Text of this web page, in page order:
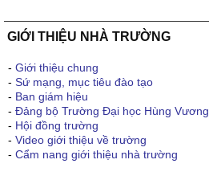
GIỚI THIỆU NHÀ TRƯỜNG
- Giới thiệu chung
- Sứ mạng, mục tiêu đào tạo
- Ban giám hiệu
- Đảng bộ Trường Đại học Hùng Vương
- Hội đồng trường
- Video giới thiệu về trường
- Cẩm nang giới thiệu nhà trường